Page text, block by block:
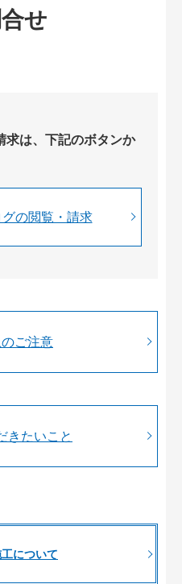
せ
は、下記のボタンか
の閲覧・請求
ご注意
きたいこと
について